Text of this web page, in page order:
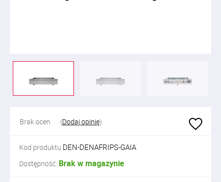
Brak ocen (Dodaj opinię)
Kod produktu DEN-DENAFRIPS-GAIA
Dostępność: Brak w magazynie